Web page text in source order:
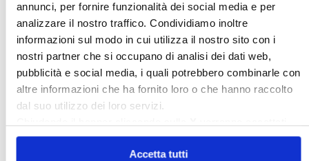
annunci, per fornire funzionalità dei social media e per
analizzare il nostro traffico. Condividiamo inoltre
informazioni sul modo in cui utilizza il nostro sito con i
nostri partner che si occupano di analisi dei dati web,
pubblicità e social media, i quali potrebbero combinarle con
altre informazioni che ha fornito loro o che hanno raccolto
dal suo utilizzo dei loro servizi.
solo i cookie necessari.
Accetta tutti
Legislazione e prassi
»Legislazione
»Prassi
Giurisprudenza
»Corte Costituzionale
»Condominio
»Locazione ad uso abitativo
Confedilizia notizie
Raccolta Confedilizia notizie